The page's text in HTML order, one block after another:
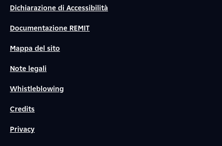
Dichiarazione di Accessibilità
Documentazione REMIT
Mappa del sito
Note legali
Whistleblowing
Credits
Privacy